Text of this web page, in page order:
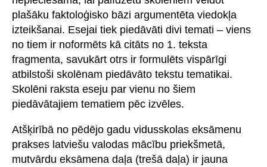
plašāku faktoloģisko bāzi argumentēta viedokļa
izteikšanai. Esejai tiek piedāvāti divi temati – viens
no tiem ir noformēts kā citāts no 1. teksta
fragmenta, savukārt otrs ir formulēts vispārīgi
atbilstoši skolēnam piedāvāto tekstu tematikai.
Skolēni raksta eseju par vienu no šiem
piedāvātajiem tematiem pēc izvēles.
Atšķirībā no pēdējo gadu vidusskolas eksāmenu
prakses latviešu valodas mācību priekšmetā,
mutvārdu eksāmena daļa (trešā daļa) ir jauna